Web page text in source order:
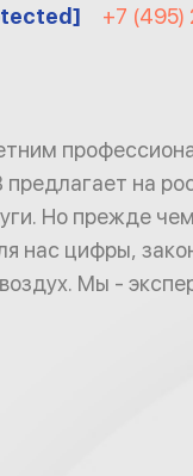
+7 (495)
предлагает на
Но прежде
нас цифры,
Мы -